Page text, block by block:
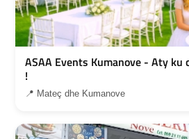
ASAA Events Kumanove - Aty ku
!
📍 Mateç dhe Kumanove